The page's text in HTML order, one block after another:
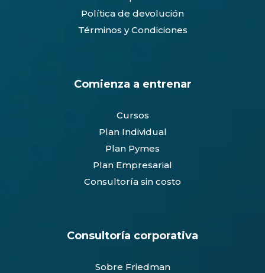
Política de devolución
Términos y Condiciones
Comienza a entrenar
Cursos
Plan Individual
Plan Pymes
Plan Empresarial
Consultoría sin costo
Consultoría corporativa
Sobre Friedman